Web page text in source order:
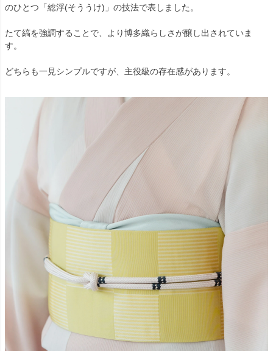
のひとつ「総浮(そううけ)」の技法で表しました。
たて縞を強調することで、より博多織らしさが醸し出されていま
す。
どちらも一見シンプルですが、主役級の存在感があります。